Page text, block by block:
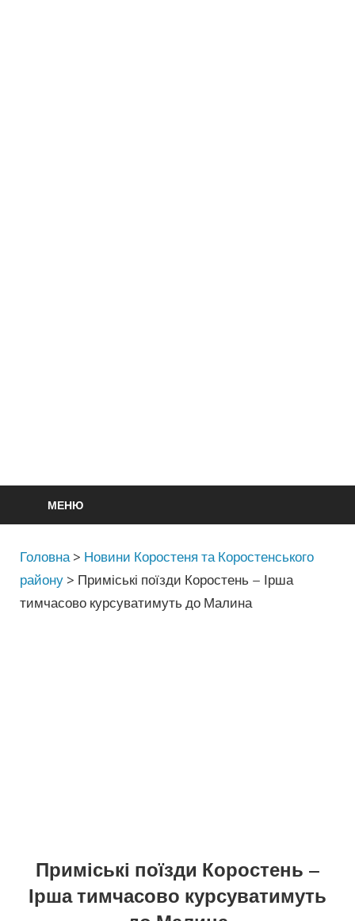
МЕНЮ
Головна > Новини Коростеня та Коростенського
району > Приміські поїзди Коростень – Ірша
тимчасово курсуватимуть до Малина
Приміські поїзди Коростень –
Ірша тимчасово курсуватимуть